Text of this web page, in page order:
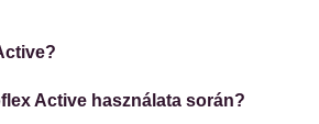
Active használata során?